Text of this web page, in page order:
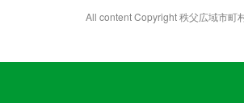
All content Copyright 秩父広域市町